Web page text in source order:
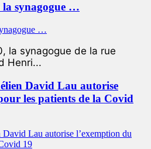
synagogue …
la synagogue de la rue
Henri...
David Lau autorise
les patients de la Covid